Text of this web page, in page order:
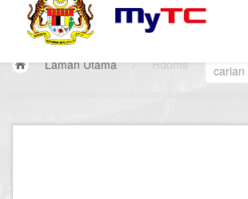
Laman Utama / Rooms